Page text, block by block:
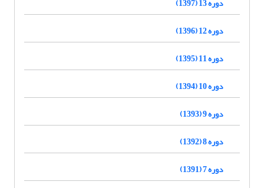
دوره 12 (1396)
دوره 11 (1395)
دوره 10 (1394)
دوره 9 (1393)
دوره 8 (1392)
دوره 7 (1391)